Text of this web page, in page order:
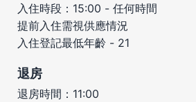
入住時段：15:00 - 任何時間
提前入住需視供應情況
入住登記最低年齡 - 21
退房
退房時間：11:00